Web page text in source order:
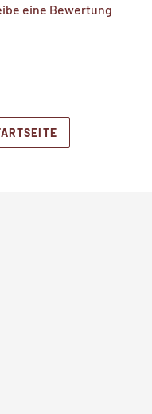
eine Bewertung